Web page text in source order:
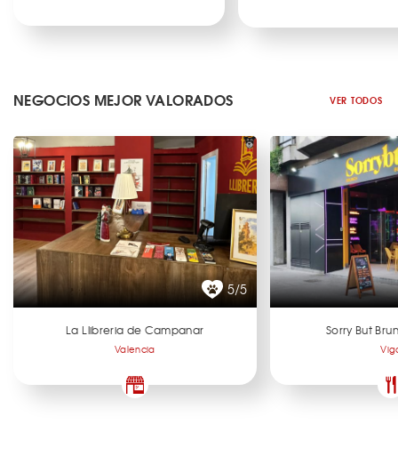
NEGOCIOS MEJOR VALORADOS VER TODOS
5/5
La Llibreria de Campanar
Valencia
Sorry But